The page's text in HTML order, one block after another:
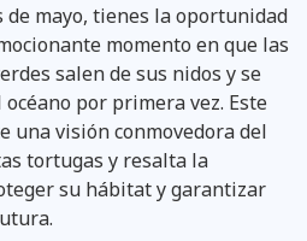
de mayo, tienes la oportunidad
momento en que las
salen de sus nidos y se
por primera vez. Este
una visión conmovedora del
tortugas y resalta la
su hábitat y garantizar